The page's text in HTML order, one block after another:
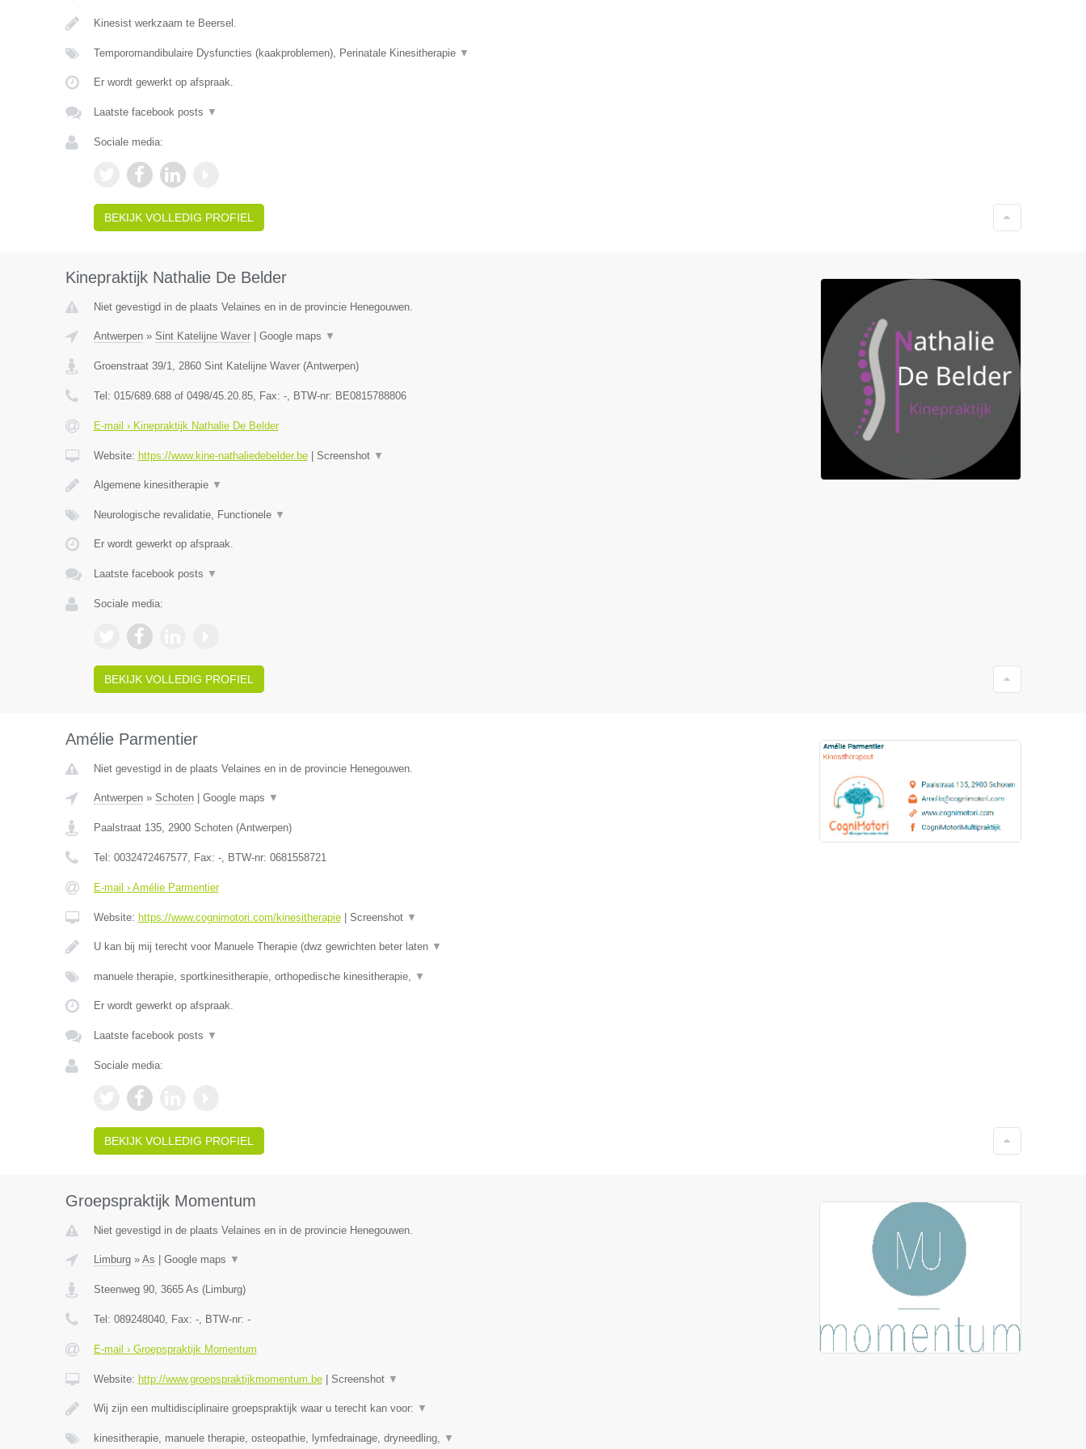
Kinesist werkzaam te Beersel.
Temporomandibulaire Dysfuncties (kaakproblemen), Perinatale Kinesitherapie ▼
Er wordt gewerkt op afspraak.
Laatste facebook posts ▼
Sociale media:
BEKIJK VOLLEDIG PROFIEL
Kinepraktijk Nathalie De Belder
Niet gevestigd in de plaats Velaines en in de provincie Henegouwen.
Antwerpen» Sint Katelijne Waver| Google maps ▼
Groenstraat 39/1, 2860 Sint Katelijne Waver(Antwerpen)
Tel: 015/689.688 of 0498/45.20.85, Fax: -, BTW-nr: BE0815788806
E-mail › Kinepraktijk Nathalie De Belder
Website: https://www.kine-nathaliedebelder.be| Screenshot ▼
Algemene kinesitherapie ▼
Neurologische revalidatie, Functionele ▼
Er wordt gewerkt op afspraak.
Laatste facebook posts ▼
Sociale media:
BEKIJK VOLLEDIG PROFIEL
Amélie Parmentier
Niet gevestigd in de plaats Velaines en in de provincie Henegouwen.
Antwerpen» Schoten| Google maps ▼
Paalstraat 135, 2900 Schoten(Antwerpen)
Tel: 0032472467577, Fax: -, BTW-nr: 0681558721
E-mail › Amélie Parmentier
Website: https://www.cognimotori.com/kinesitherapie| Screenshot ▼
U kan bij mij terecht voor Manuele Therapie (dwz gewrichten beter laten ▼
manuele therapie, sportkinesitherapie, orthopedische kinesitherapie, ▼
Er wordt gewerkt op afspraak.
Laatste facebook posts ▼
Sociale media:
BEKIJK VOLLEDIG PROFIEL
Groepspraktijk Momentum
Niet gevestigd in de plaats Velaines en in de provincie Henegouwen.
Limburg» As Google maps ▼
Steenweg 90, 3665 As (Limburg)
Tel: 089248040, Fax: -, BTW-nr: -
E-mail › Groepspraktijk Momentum
Website: http://www.groepspraktijkmomentum.be| Screenshot ▼
Wij zijn een multidisciplinaire groepspraktijk waar u terecht kan voor: ▼
kinesitherapie, manuele therapie, osteopathie, lymfedrainage, dryneedling, ▼